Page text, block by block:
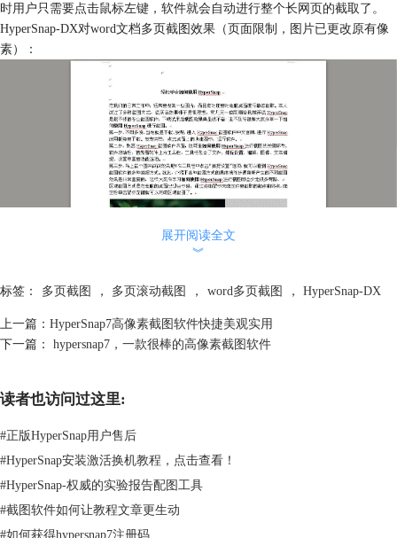
时用户只需要点击鼠标左键，软件就会自动进行整个长网页的截取了。
HyperSnap-DX对word文档多页截图效果（页面限制，图片已更改原有像
素）：
展开阅读全文
︾
标签： 多页截图 ， 多页滚动截图 ， word多页截图 ， HyperSnap-DX
上一篇： HyperSnap7高像素截图软件快捷美观实用
下一篇：
hypersnap7，一款很棒的高像素截图软件
读者也访问过这里:
#正版HyperSnap用户售后
#HyperSnap安装激活换机教程，点击查看！
#HyperSnap-权威的实验报告配图工具
#截图软件如何让教程文章更生动
#如何获得hypersnap7注册码